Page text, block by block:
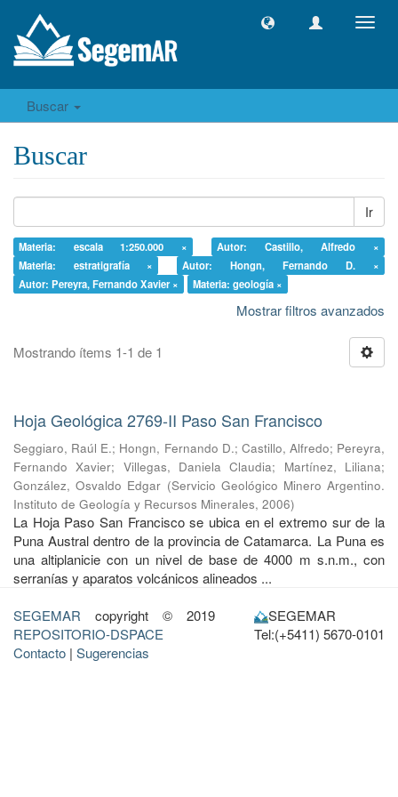
Buscar
Buscar
Ir
Materia: escala 1:250.000 ×
Autor: Castillo, Alfredo ×
Materia: estratigrafía ×
Autor: Hongn, Fernando D. ×
Autor: Pereyra, Fernando Xavier ×
Materia: geología ×
Mostrar filtros avanzados
Mostrando ítems 1-1 de 1
Hoja Geológica 2769-II Paso San Francisco
Seggiaro, Raúl E.; Hongn, Fernando D.; Castillo, Alfredo; Pereyra,
Fernando Xavier; Villegas, Daniela Claudia; Martínez, Liliana;
González, Osvaldo Edgar (Servicio Geológico Minero Argentino.
Instituto de Geología y Recursos Minerales, 2006)
La Hoja Paso San Francisco se ubica en el extremo sur de la
Puna Austral dentro de la provincia de Catamarca. La Puna es
una altiplanicie con un nivel de base de 4000 m s.n.m., con
serranías y aparatos volcánicos alineados ...
SEGEMAR copyright © 2019
REPOSITORIO-DSPACE
Contacto | Sugerencias
SEGEMAR
Tel:(+5411) 5670-0101